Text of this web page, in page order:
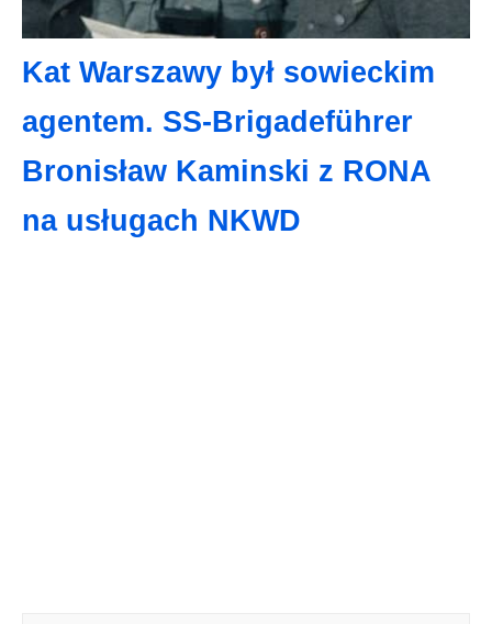
Kat Warszawy był sowieckim
agentem. SS-Brigadeführer
Bronisław Kaminski z RONA
na usługach NKWD